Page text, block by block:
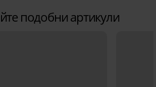
подобни артикули